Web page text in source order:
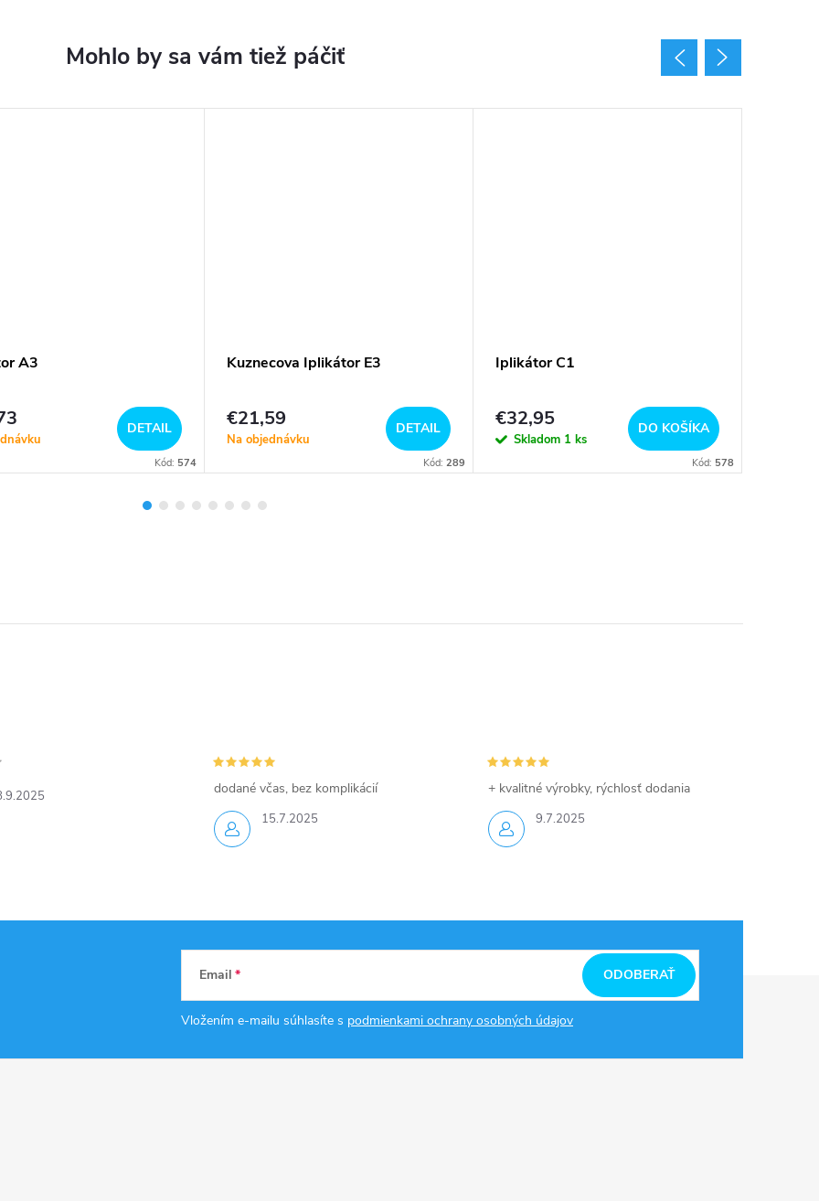
A3
DETAIL
Kód: 574
Kuznecova Iplikátor E3
€21,59
Na objednávku
DETAIL
Kód: 289
Iplikátor C1
€32,95
Skladom 1 ks
DO KOŠÍKA
Kód: 578
15.7.2025
dodané včas, bez komplikácií
9.7.2025
+ kvalitné výrobky, rýchlosť dodania
Email
Vložením e-mailu súhlasíte s podmienkami ochrany osobných údajov
ODOBERAŤ